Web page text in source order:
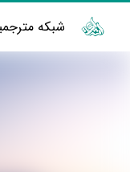
شبکه